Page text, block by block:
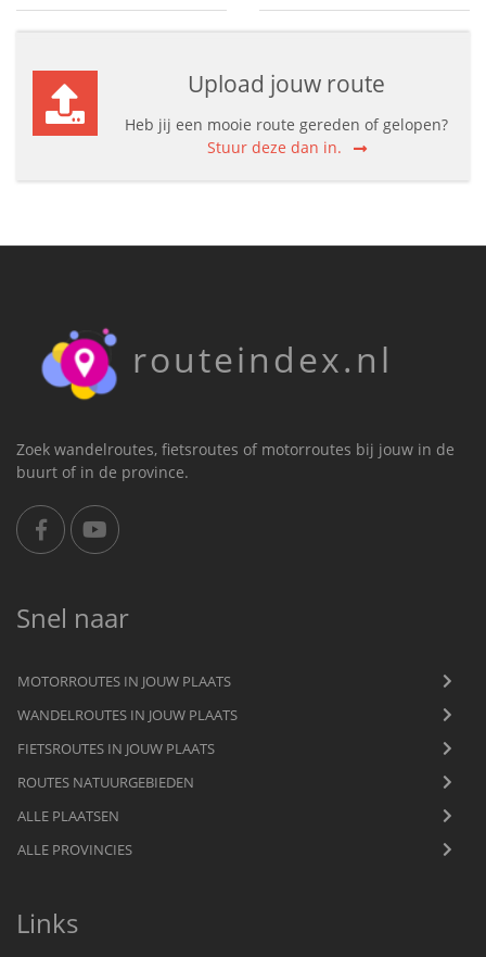
Upload jouw route
Heb jij een mooie route gereden of gelopen?
Stuur deze dan in.
routeindex.nl
Zoek wandelroutes, fietsroutes of motorroutes bij jouw in de
buurt of in de province.
Snel naar
MOTORROUTES IN JOUW PLAATS
WANDELROUTES IN JOUW PLAATS
FIETSROUTES IN JOUW PLAATS
ROUTES NATUURGEBIEDEN
ALLE PLAATSEN
ALLE PROVINCIES
Links